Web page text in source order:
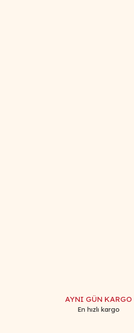
AYNI GÜN KARGO
En hızlı kargo